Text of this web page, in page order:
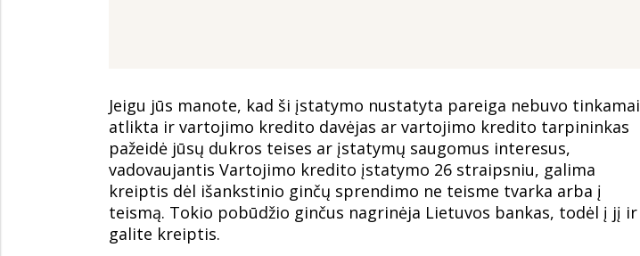
Jeigu jūs manote, kad ši įstatymo nustatyta pareiga nebuvo tinkamai
atlikta ir vartojimo kredito davėjas ar vartojimo kredito tarpininkas
pažeidė jūsų dukros teises ar įstatymų saugomus interesus,
vadovaujantis Vartojimo kredito įstatymo 26 straipsniu, galima
kreiptis dėl išankstinio ginčų sprendimo ne teisme tvarka arba į
teismą. Tokio pobūdžio ginčus nagrinėja Lietuvos bankas, todėl į jį ir
galite kreiptis.